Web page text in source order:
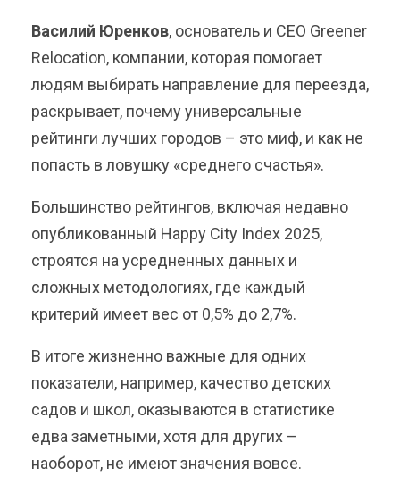
Василий Юренков, основатель и CEO Greener
Relocation, компании, которая помогает
людям выбирать направление для переезда,
раскрывает, почему универсальные
рейтинги лучших городов – это миф, и как не
попасть в ловушку «среднего счастья».
Большинство рейтингов, включая недавно
опубликованный Happy City Index 2025,
строятся на усредненных данных и
сложных методологиях, где каждый
критерий имеет вес от 0,5% до 2,7%.
В итоге жизненно важные для одних
показатели, например, качество детских
садов и школ, оказываются в статистике
едва заметными, хотя для других –
наоборот, не имеют значения вовсе.